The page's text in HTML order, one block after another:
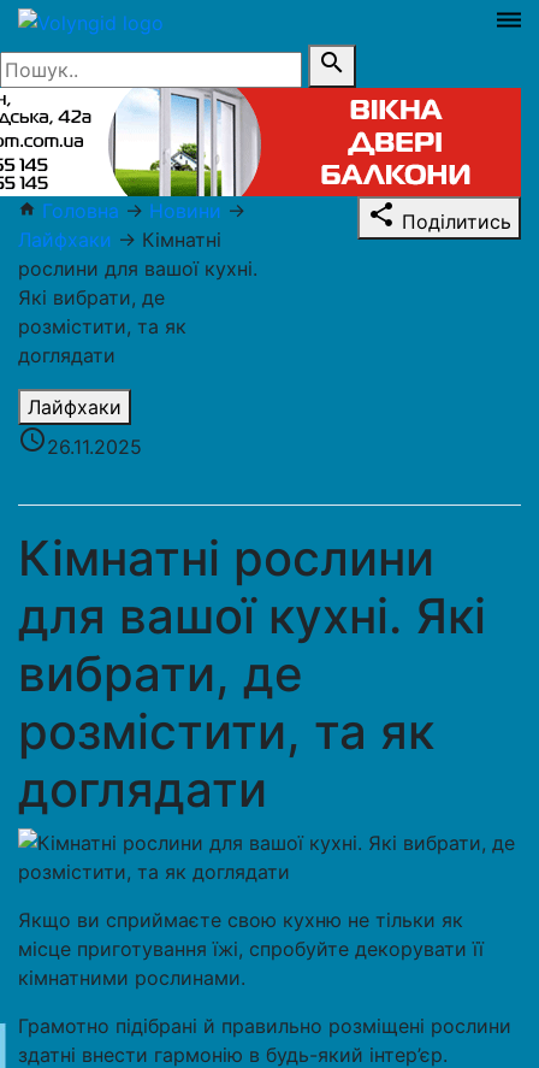
dehaze
search
home Головна → Новини →
Лайфхаки → Кімнатні
рослини для вашої кухні.
Які вибрати, де
розмістити, та як
доглядати
Лайфхаки
access_time26.11.2025
share Поділитись
Кімнатні рослини
для вашої кухні. Які
вибрати, де
розмістити, та як
доглядати
Якщо ви сприймаєте свою кухню не тільки як
місце приготування їжі, спробуйте декорувати її
кімнатними рослинами.
Грамотно підібрані й правильно розміщені рослини
здатні внести гармонію в будь-який інтер’єр.